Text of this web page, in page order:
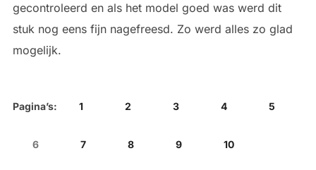
gecontroleerd en als het model goed was werd dit
stuk nog eens fijn nagefreesd. Zo werd alles zo glad
mogelijk.
Pagina’s: 1 2 3 4 5
6 7 8 9 10